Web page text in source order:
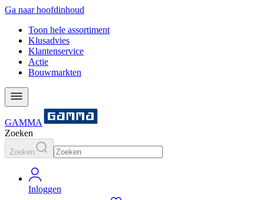
Ga naar hoofdinhoud
Toon hele assortiment
Klusadvies
Klantenservice
Actie
Bouwmarkten
GAMMA
Zoeken
Zoeken
Inloggen